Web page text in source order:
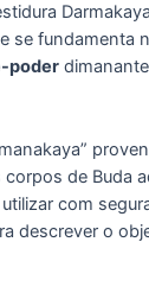
se fundamenta
poder
corpos de Buda
com
descrever o